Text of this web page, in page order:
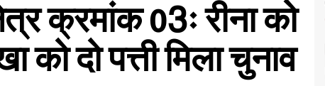
क्रमांक 03ः रीना को
दो पत्ती मिला चुनाव